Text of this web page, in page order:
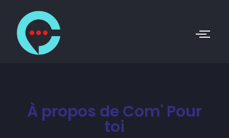
À propos de Com' Pour
toi